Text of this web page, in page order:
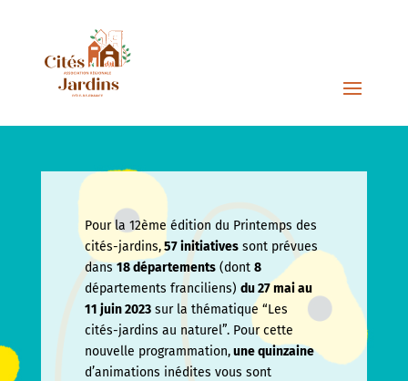
Pour la 12ème édition du Printemps des
cités-jardins,57 initiativessont prévues
dans18 départements(dont 8
départements franciliens) du 27 mai au
11 juin2023sur la thématique “Les
cités-jardins au naturel”. Pour cette
nouvelle programmation,une quinzaine
d’animations inédites vous sont